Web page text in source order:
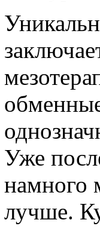
Уже
намного
лучше.